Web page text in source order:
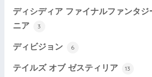
ディシディア ファイナルファンタジ
ニア
3
ディビジョン 6
テイルズ オブ ゼスティリア 13